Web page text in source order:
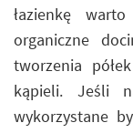
łazienkę
organiczne
tworzenia
kąpieli. Jeśli
wykorzystane